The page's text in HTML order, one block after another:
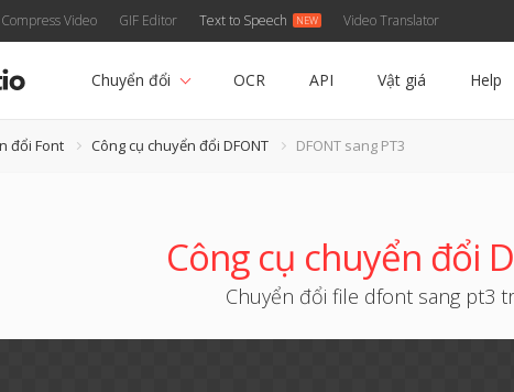
Compress Video GIF Editor Text to Speech Video Translator
Chuyển đổi OCR API Vật giá Help
đổi Font Công cụ chuyển đổi DFONT DFONT sang PT3
Công cụ chuyển đổi
Chuyển đổi file dfont sang pt3